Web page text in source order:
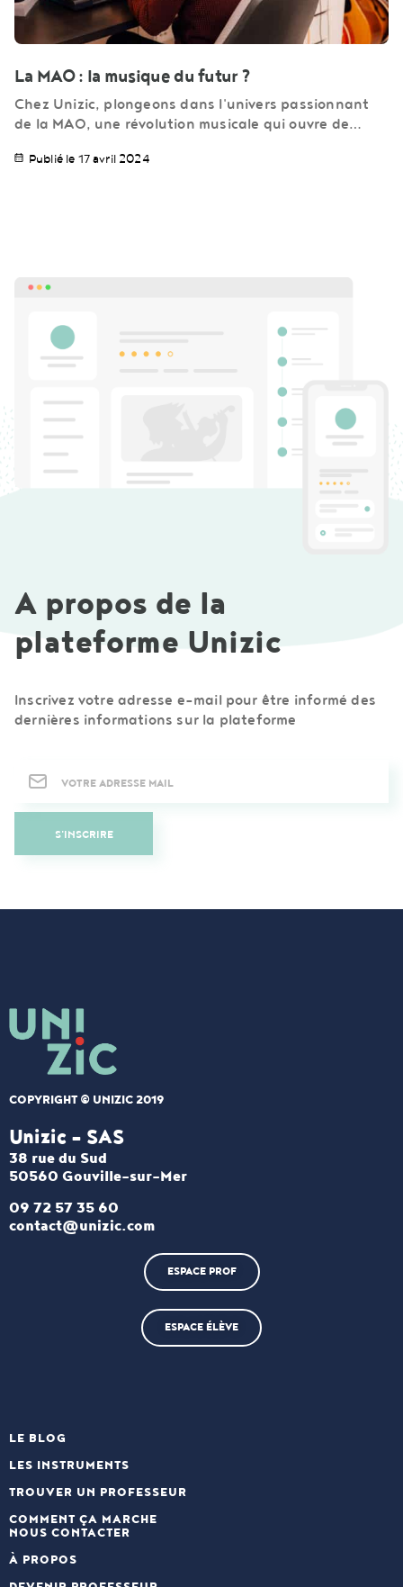
La MAO : la musique du futur ?
Chez Unizic, plongeons dans l'univers passionnant
de la MAO, une révolution musicale qui ouvre de…
Publié le 17 avril 2024
A propos de la
plateforme Unizic
Inscrivez votre adresse e-mail pour être informé des
dernières informations sur la plateforme
S'INSCRIRE
COPYRIGHT © UNIZIC 2019
Unizic - SAS​
38 rue du Sud
50560 Gouville-sur-Mer
09 72 57 35 60
contact@unizic.com
ESPACE PROF
ESPACE ÉLÈVE
LE BLOG
LES INSTRUMENTS
TROUVER UN PROFESSEUR
COMMENT ÇA MARCHE
NOUS CONTACTER
À PROPOS